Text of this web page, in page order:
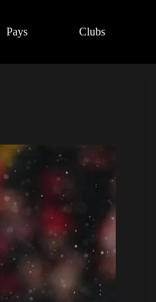
Pays Clubs